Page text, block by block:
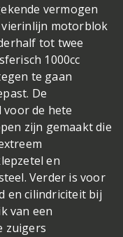
vermogen
vierinlijn motorblok
tot twee
1000cc
te gaan
De
voor de hete
zijn gemaakt die
en
Verder is voor
en cilindriciteit bij
van een
zuigers